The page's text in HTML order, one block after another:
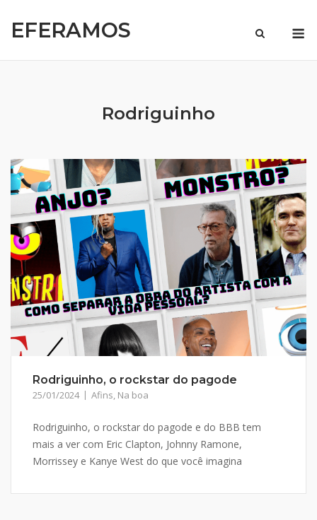
EFERAMOS
Rodriguinho
Rodriguinho, o rockstar do pagode
25/01/2024 Afins, Na boa
Rodriguinho, o rockstar do pagode e do BBB tem
mais a ver com Eric Clapton, Johnny Ramone,
Morrissey e Kanye West do que você imagina